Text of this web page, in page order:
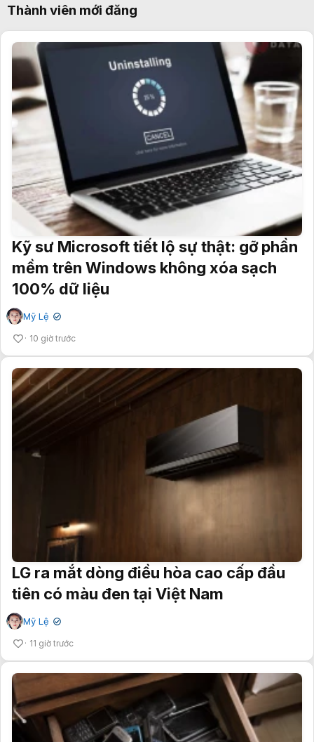
Thành viên mới đăng
Kỹ sư Microsoft tiết lộ sự thật: gỡ phần
mềm trên Windows không xóa sạch
100% dữ liệu
Mỹ Lệ ✔
10 giờ trước
LG ra mắt dòng điều hòa cao cấp đầu
tiên có màu đen tại Việt Nam
Mỹ Lệ ✔
11 giờ trước